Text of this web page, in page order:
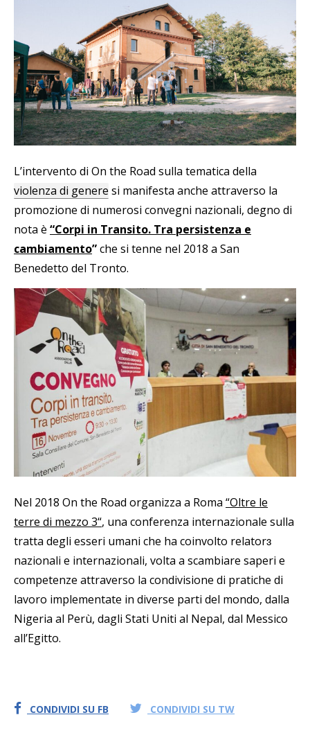
L’intervento di On the Road sulla tematica della
violenza di genere si manifesta anche attraverso la
promozione di numerosi convegni nazionali, degno di
nota è “Corpi in Transito. Tra persistenza e
cambiamento”che si tenne nel 2018 a San
Benedetto del Tronto.
Nel 2018 On the Road organizza a Roma “Oltre le
terre di mezzo 3“, una conferenza internazionale sulla
tratta degli esseri umani che ha coinvolto relatorɜ
nazionali e internazionali, volta a scambiare saperi e
competenze attraverso la condivisione di pratiche di
lavoro implementate in diverse parti del mondo, dalla
Nigeria al Perù, dagli Stati Uniti al Nepal, dal Messico
all’Egitto.
CONDIVIDI SU FB CONDIVIDI SU TW